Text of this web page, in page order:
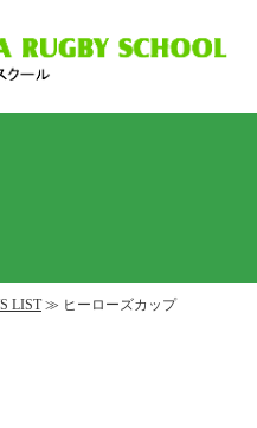
LIST≫ ヒーローズカップ